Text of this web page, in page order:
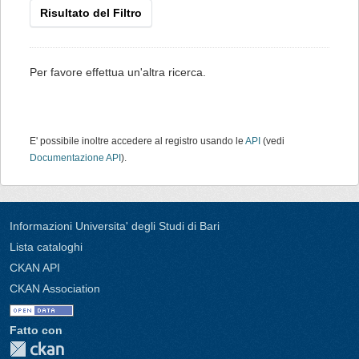
Risultato del Filtro
Per favore effettua un'altra ricerca.
E' possibile inoltre accedere al registro usando le API (vedi
Documentazione API ).
Informazioni Universita' degli Studi di Bari
Lista cataloghi
CKAN API
CKAN Association
Fatto con